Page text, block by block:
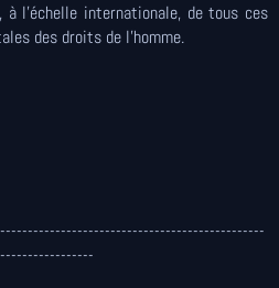
à l'échelle internationale, de tous ces
des droits de l'homme.